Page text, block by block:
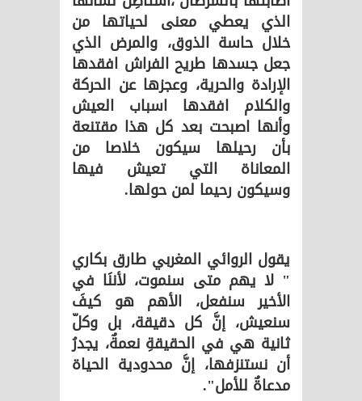
الذي يعطي معنى لحياتها من
خلال حاسة الذوق، والمرض الذي
جعل جسدها طريح الفراش افقدها
الإرادة والحرية، وعجزها عن الحركة
والكلام افقدها اسباب العيش
وأنها اصبحت بعد كل هذا مقتنعة
بأن رحيلها سيكون خلاصا من
المعاناة التي تعيش فيها
وسيكون رحيما لمن حولها.
يقول الروائي المغربي طارق بكاري
" لا يهم متى ‏سنموت، لأننَا في
الأخير سنفعل، الأهم هو كيفَ
سنعيش، إنَّ كل دقيقة، ‏بل وكلّ
ثانية هي في الحقيقةِ نعمةٌ، يجدرُ
أن نستنزفها، إنَّ محدودية الحياة
‏مدعاةٌ للأمل".